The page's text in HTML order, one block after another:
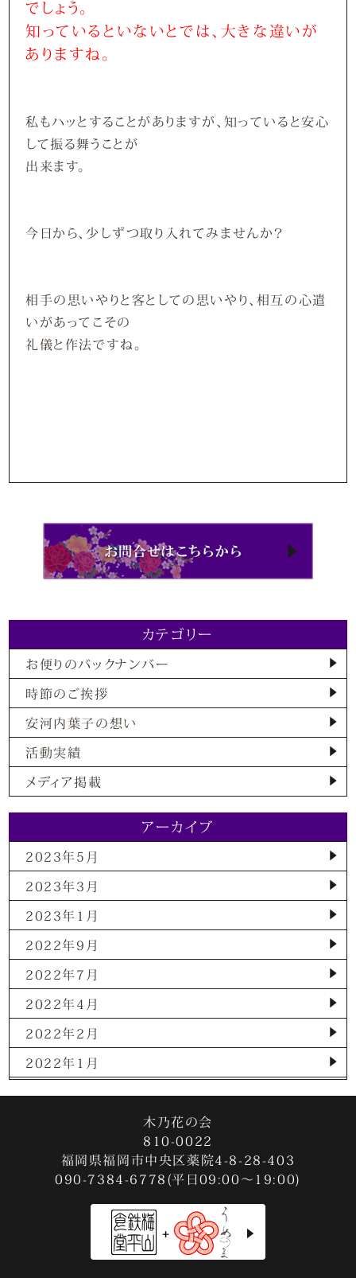
でしょう。
知っているといないとでは、大きな違いが
ありますね。
私もハッとすることがありますが、知っていると安心
して振る舞うことが
出来ます。
今日から、少しずつ取り入れてみませんか？
相手の思いやりと客としての思いやり、相互の心遣
いがあってこその
礼儀と作法ですね。
カテゴリー
お便りのバックナンバー
時節のご挨拶
安河内葉子の想い
活動実績
メディア掲載
アーカイブ
2023年5月
2023年3月
2023年1月
2022年9月
2022年7月
2022年4月
2022年2月
2022年1月
2021年12月
2021年10月
2021年9月
2021年8月
木乃花の会
810-0022
福岡県福岡市中央区薬院4-8-28-403
090-7384-6778(平日09:00～19:00)